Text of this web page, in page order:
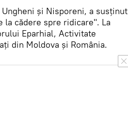
și Nisporeni, a susținut
la cădere spre ridicare". La
Eparhial, Activitate
din Moldova și România.